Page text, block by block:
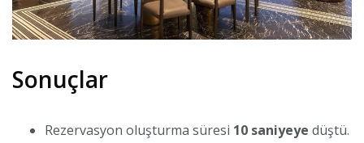
Sonuçlar
Rezervasyon oluşturma süresi 10 saniyeye düştü.